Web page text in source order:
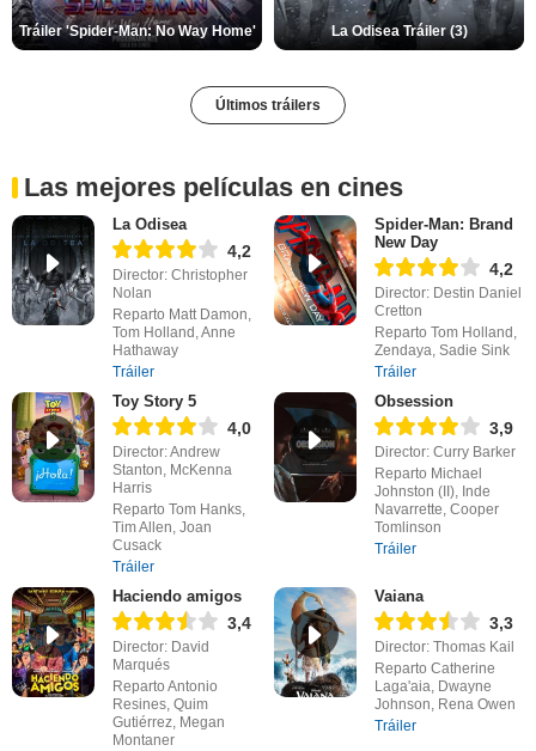
Tráiler 'Spider-Man: No Way Home' La Odisea Tráiler (3)
Últimos tráilers
Las mejores películas en cines
La Odisea
4,2
Director: Christopher
Nolan
Reparto Matt Damon,
Tom Holland, Anne
Hathaway
Tráiler
Spider-Man: Brand
New Day
4,2
Director: Destin Daniel
Cretton
Reparto Tom Holland,
Zendaya, Sadie Sink
Tráiler
Toy Story 5
4,0
Director: Andrew
Stanton, McKenna
Harris
Reparto Tom Hanks,
Tim Allen, Joan
Cusack
Tráiler
Obsession
3,9
Director: Curry Barker
Reparto Michael
Johnston (II), Inde
Navarrette, Cooper
Tomlinson
Tráiler
Haciendo amigos
3,4
Director: David
Marqués
Reparto Antonio
Resines, Quim
Gutiérrez, Megan
Montaner
Vaiana
3,3
Director: Thomas Kail
Reparto Catherine
Laga'aia, Dwayne
Johnson, Rena Owen
Tráiler